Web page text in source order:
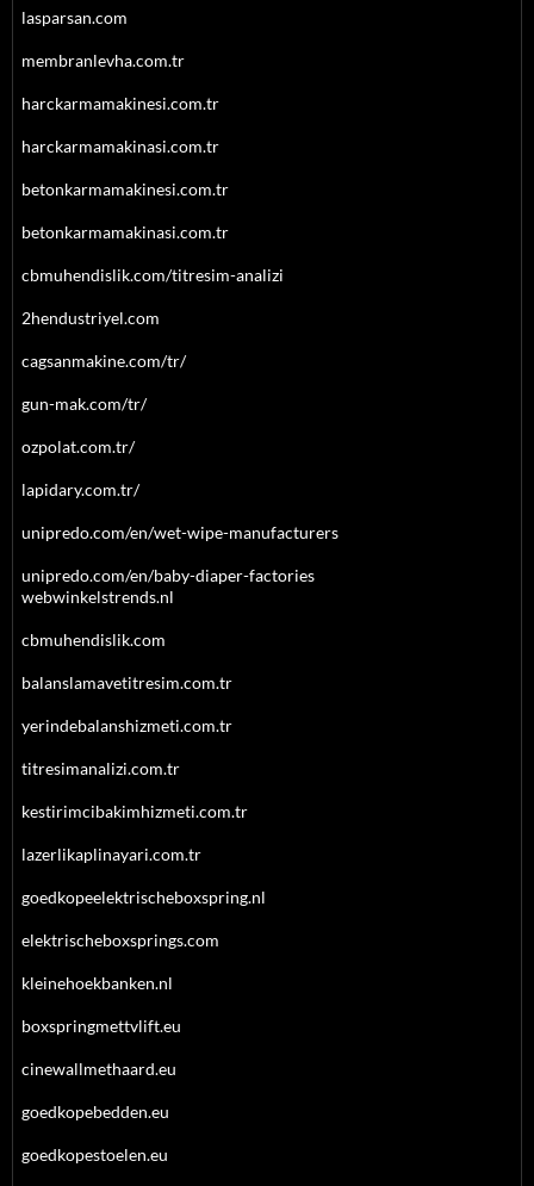
lasparsan.com
membranlevha.com.tr
harckarmamakinesi.com.tr
harckarmamakinasi.com.tr
betonkarmamakinesi.com.tr
betonkarmamakinasi.com.tr
cbmuhendislik.com/titresim-analizi
2hendustriyel.com
cagsanmakine.com/tr/
gun-mak.com/tr/
ozpolat.com.tr/
lapidary.com.tr/
unipredo.com/en/wet-wipe-manufacturers
unipredo.com/en/baby-diaper-factories
webwinkelstrends.nl
cbmuhendislik.com
balanslamavetitresim.com.tr
yerindebalanshizmeti.com.tr
titresimanalizi.com.tr
kestirimcibakimhizmeti.com.tr
lazerlikaplinayari.com.tr
goedkopeelektrischeboxspring.nl
elektrischeboxsprings.com
kleinehoekbanken.nl
boxspringmettvlift.eu
cinewallmethaard.eu
goedkopebedden.eu
goedkopestoelen.eu